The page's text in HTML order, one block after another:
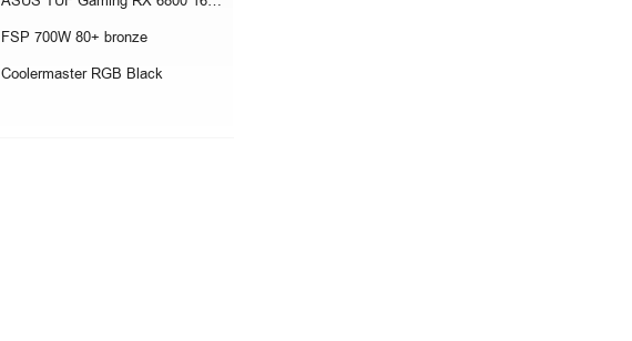
FSP 700W 80+ bronze
Coolermaster RGB Black